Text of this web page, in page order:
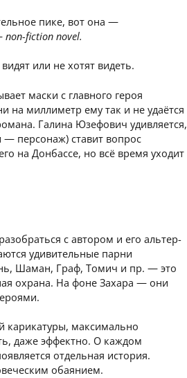
пике, вот она —
non-fiction novel.
или не хотят видеть.
маски с главного героя
на миллиметр ему так и не удаётся
Галина Юзефович удивляется,
— персонаж) ставит вопрос
на Донбассе, но всё время уходит
с автором и его альтер-
удивительные парни
Шаман, Граф, Томич и пр. — это
охрана. На фоне Захара — они
карикатуры, максимально
даже эффектно. О каждом
отдельная история.
обаянием.